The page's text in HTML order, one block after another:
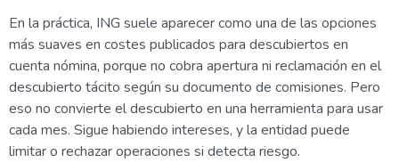
En la práctica, ING suele aparecer como una de las opciones
más suaves en costes publicados para descubiertos en
cuenta nómina, porque no cobra apertura ni reclamación en el
descubierto tácito según su documento de comisiones. Pero
eso no convierte el descubierto en una herramienta para usar
cada mes. Sigue habiendo intereses, y la entidad puede
limitar o rechazar operaciones si detecta riesgo.